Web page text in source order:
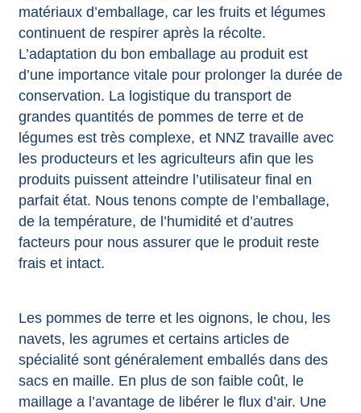
matériaux d’emballage, car les fruits et légumes
continuent de respirer après la récolte.
L’adaptation du bon emballage au produit est
d’une importance vitale pour prolonger la durée de
conservation. La logistique du transport de
grandes quantités de pommes de terre et de
légumes est très complexe, et NNZ travaille avec
les producteurs et les agriculteurs afin que les
produits puissent atteindre l’utilisateur final en
parfait état. Nous tenons compte de l’emballage,
de la température, de l’humidité et d’autres
facteurs pour nous assurer que le produit reste
frais et intact.
Les pommes de terre et les oignons, le chou, les
navets, les agrumes et certains articles de
spécialité sont généralement emballés dans des
sacs en maille. En plus de son faible coût, le
maillage a l’avantage de libérer le flux d’air. Une